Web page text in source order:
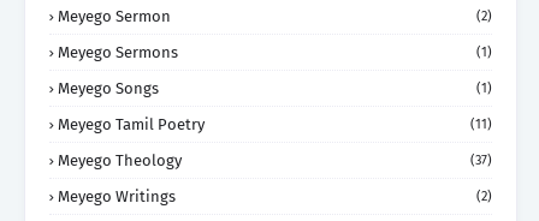
Meyego Sermon (2)
Meyego Sermons (1)
Meyego Songs (1)
Meyego Tamil Poetry (11)
Meyego Theology (37)
Meyego Writings (2)